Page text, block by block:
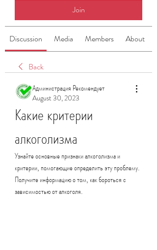
Join
Discussion Media Members About
Back
Администрация Рекомендует
August 30, 2023
Какие критерии
алкоголизма
Узнайте основные признаки алкоголизма и
критерии, помогающие определить эту проблему.
Получите информацию о том, как бороться с
зависимостью от алкоголя.